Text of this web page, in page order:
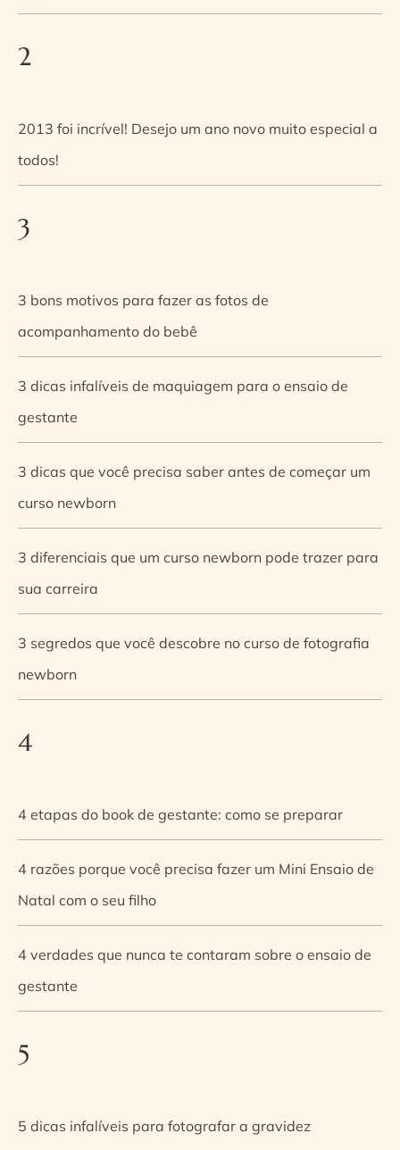
2
2013 foi incrível! Desejo um ano novo muito especial a
todos!
3
3 bons motivos para fazer as fotos de
acompanhamento do bebê
3 dicas infalíveis de maquiagem para o ensaio de
gestante
3 dicas que você precisa saber antes de começar um
curso newborn
3 diferenciais que um curso newborn pode trazer para
sua carreira
3 segredos que você descobre no curso de fotografia
newborn
4
4 etapas do book de gestante: como se preparar
4 razões porque você precisa fazer um Mini Ensaio de
Natal com o seu filho
4 verdades que nunca te contaram sobre o ensaio de
gestante
5
5 dicas infalíveis para fotografar a gravidez